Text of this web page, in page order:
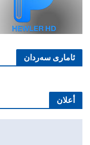
ئاماری سەردان
أعلان